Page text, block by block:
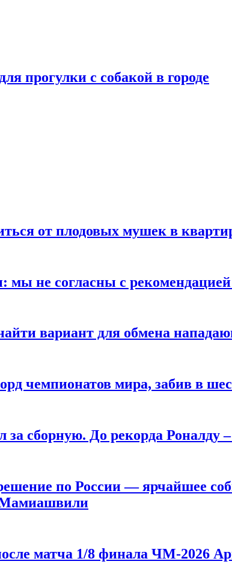
прогулки с собакой в городе
от плодовых мушек в
не согласны с
вариант для обмена
чемпионатов мира, забив в
за сборную. До рекорда Роналду
по России — ярчайшее
матча 1/8 финала ЧМ-2026